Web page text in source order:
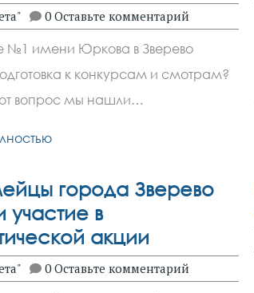
0 Оставьте комментарий
№1 имени Юркова в Зверево
к конкурсам и смотрам?
вопрос мы нашли…
города Зверево
участие в
акции
0 Оставьте комментарий